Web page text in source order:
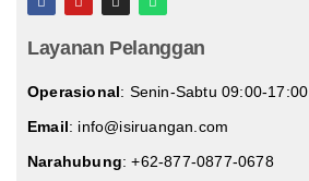
Layanan Pelanggan
Operasional: Senin-Sabtu 09:00-17:00
Email: info@isiruangan.com
Narahubung:+62-877-0877-0678